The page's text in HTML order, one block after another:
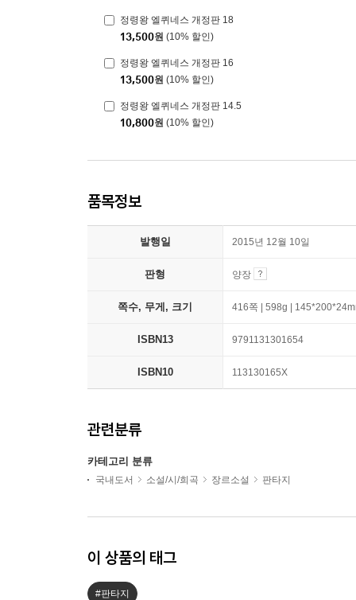
정령왕 엘퀴네스 개정판 18
13,500원 (10% 할인)
정령왕 엘퀴네스 개정판 16
13,500원 (10% 할인)
정령왕 엘퀴네스 개정판 14.5
10,800원 (10% 할인)
품목정보
발행일 2015년 12월 10일
판형 양장
쪽수, 무게, 크기 416쪽 | 598g |
ISBN13 9791131301654
ISBN10 113130165X
관련분류
카테고리 분류
국내도서 소설/시/희곡 장르소설 판타지
이 상품의 태그
#판타지